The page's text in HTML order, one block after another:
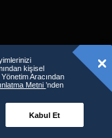
kişisel
Aracından
Metni’nden
Kabul Et